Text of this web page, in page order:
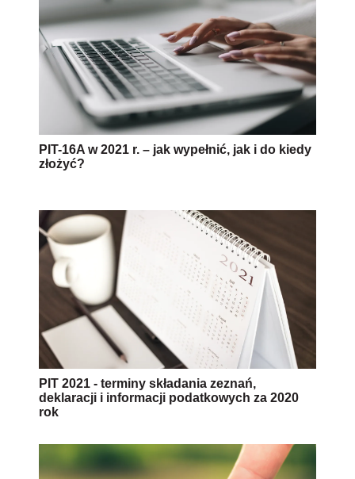
PIT-16A w 2021 r. – jak wypełnić, jak i do kiedy
złożyć?
PIT 2021 - terminy składania zeznań,
deklaracji i informacji podatkowych za 2020
rok